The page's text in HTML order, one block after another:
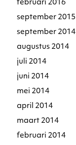
februari 2016
september 2015
september 2014
augustus 2014
juli 2014
juni 2014
mei 2014
april 2014
maart 2014
februari 2014